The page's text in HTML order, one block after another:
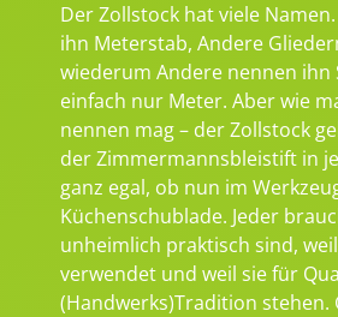
Der Zollstock hat viele
ihn Meterstab, Andere
wiederum Andere nennen ihn
einfach nur Meter. Aber wie
nennen mag – der Zollstock
der Zimmermannsbleistift in
ganz egal, ob nun im
Küchenschublade. Jeder
unheimlich praktisch sind,
verwendet und weil sie für
(Handwerks)Tradition